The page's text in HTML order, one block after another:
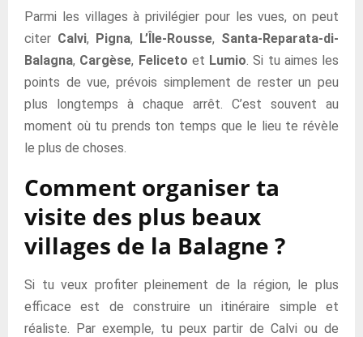
Parmi les villages à privilégier pour les vues, on peut
citer Calvi, Pigna, L’Île-Rousse, Santa-Reparata-di-
Balagna, Cargèse, Feliceto et Lumio. Si tu aimes les
points de vue, prévois simplement de rester un peu
plus longtemps à chaque arrêt. C’est souvent au
moment où tu prends ton temps que le lieu te révèle
le plus de choses.
Comment organiser ta
visite des plus beaux
villages de la Balagne ?
Si tu veux profiter pleinement de la région, le plus
efficace est de construire un itinéraire simple et
réaliste. Par exemple, tu peux partir de Calvi ou de